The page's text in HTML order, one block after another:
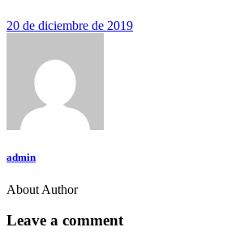
20 de diciembre de 2019
admin
About Author
1
new
new
Leave a comment